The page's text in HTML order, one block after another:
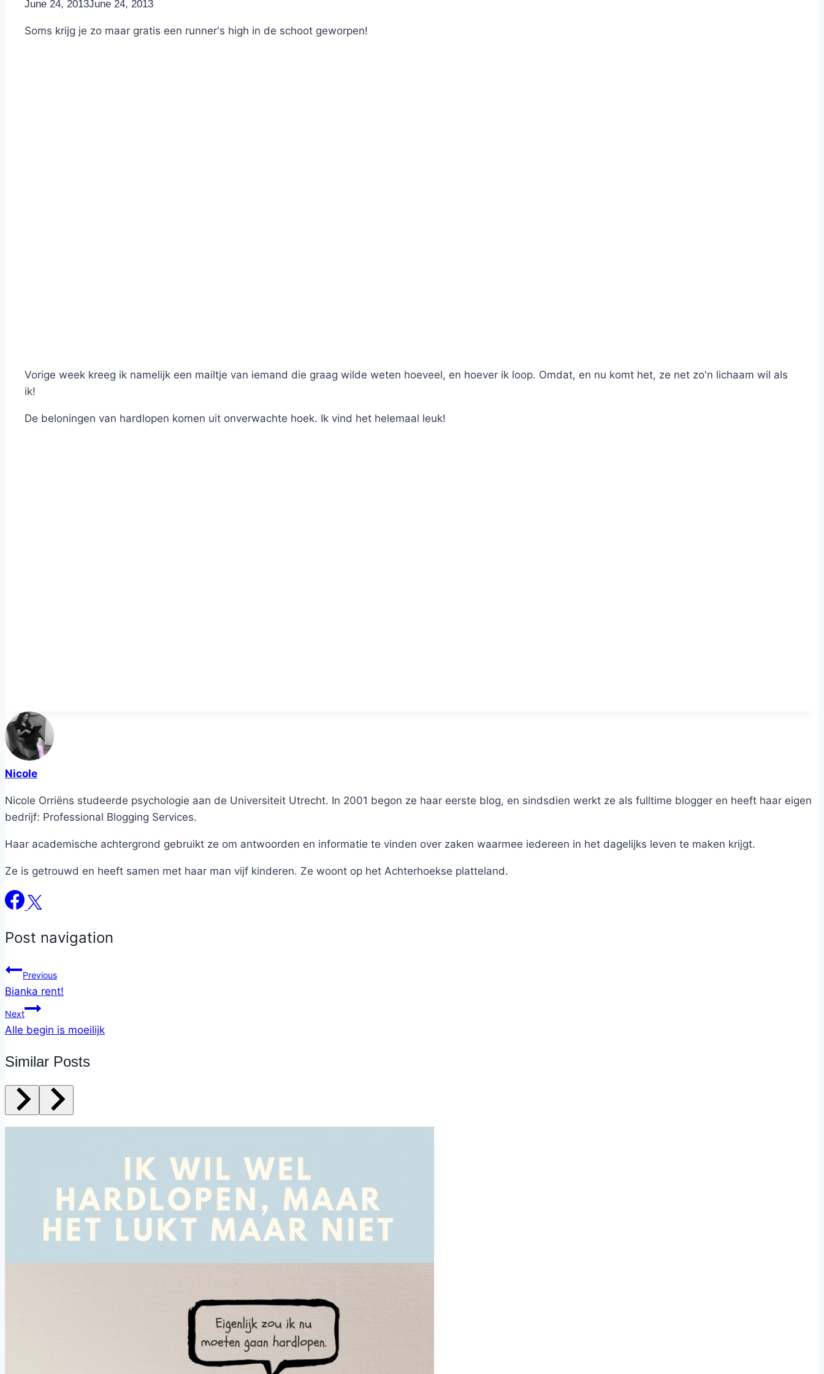
ByNicole
June 24, 2013June 24, 2013
Soms krijg je zo maar gratis een runner's high in de schoot geworpen!
Vorige week kreeg ik namelijk een mailtje van iemand die graag wilde weten hoeveel, en hoever ik loop. Omdat, en nu komt het, ze net zo'n lichaam wil als
ik!
De beloningen van hardlopen komen uit onverwachte hoek. Ik vind het helemaal leuk!
Nicole
Nicole Orriëns studeerde psychologie aan de Universiteit Utrecht. In 2001 begon ze haar eerste blog, en sindsdien werkt ze als fulltime blogger en heeft haar eigen
bedrijf: Professional Blogging Services.
Haar academische achtergrond gebruikt ze om antwoorden en informatie te vinden over zaken waarmee iedereen in het dagelijks leven te maken krijgt.
Ze is getrouwd en heeft samen met haar man vijf kinderen. Ze woont op het Achterhoekse platteland.
Post navigation
Previous
Bianka rent!
Next
Alle begin is moeilijk
Similar Posts